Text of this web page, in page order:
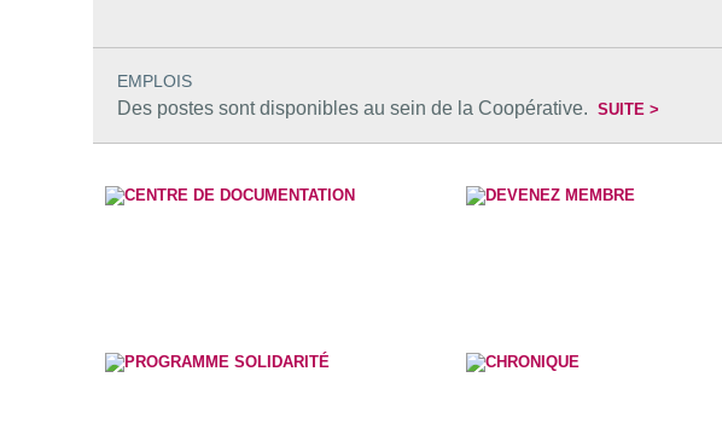
EMPLOIS
Des postes sont disponibles au sein de la Coopérative. SUITE >